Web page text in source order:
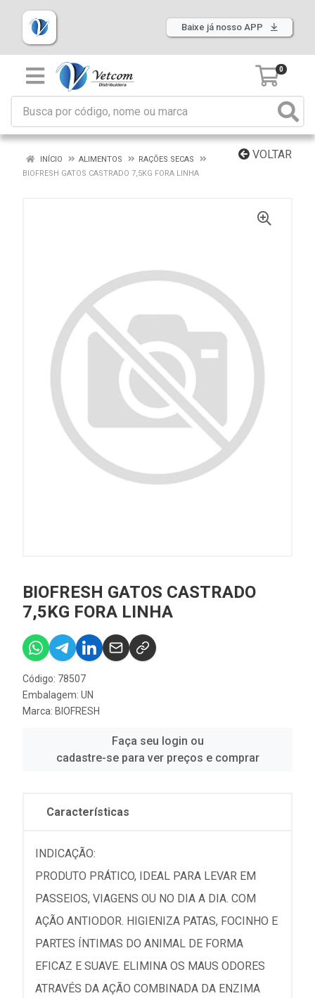
Baixe já nosso APP
0
VOLTAR
INÍCIO ALIMENTOS
RAÇÕES SECAS
BIOFRESH GATOS CASTRADO 7,5KG FORA LINHA
BIOFRESH GATOS CASTRADO
7,5KG FORA LINHA
Código: 78507
Embalagem: UN
Marca: BIOFRESH
Faça seu login ou
cadastre-se para ver preços e comprar
Características
INDICAÇÃO:
PRODUTO PRÁTICO, IDEAL PARA LEVAR EM
PASSEIOS, VIAGENS OU NO DIA A DIA. COM
AÇÃO ANTIODOR. HIGIENIZA PATAS, FOCINHO E
PARTES ÍNTIMAS DO ANIMAL DE FORMA
EFICAZ E SUAVE. ELIMINA OS MAUS ODORES
ATRAVÉS DA AÇÃO COMBINADA DA ENZIMA